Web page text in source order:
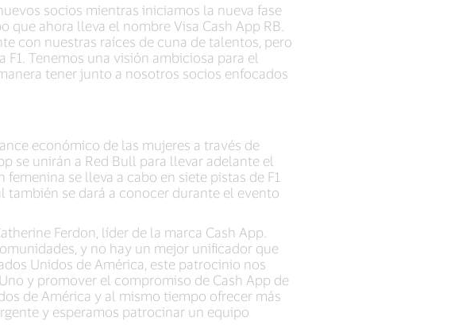
socios mientras iniciamos la nueva fase
que ahora lleva el nombre Visa Cash App RB.
con nuestras raíces de cuna de talentos, pero
Tenemos una visión ambiciosa para el
tener junto a nosotros socios enfocados
económico de las mujeres a través de
se unirán a Red Bull para llevar adelante el
se lleva a cabo en siete pistas de F1
también se dará a conocer durante el evento
Ferdon, líder de la marca Cash App.
y no hay un mejor unificador que
Unidos de América, este patrocinio nos
y promover el compromiso de Cash App de
de América y al mismo tiempo ofrecer más
y esperamos patrocinar un equipo